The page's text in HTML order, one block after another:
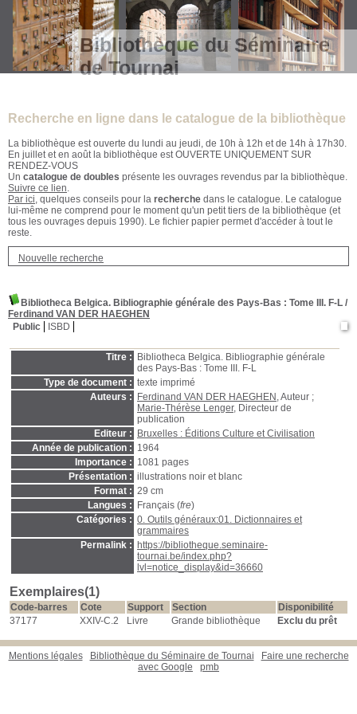
Bibliothèque du Séminaire
de Tournai
Recherche en ligne dans le catalogue de la bibliothèque
La bibliothèque est ouverte du lundi au jeudi, de 10h à 12h et de 14h à 17h30.
En juillet et en août la bibliothèque est OUVERTE UNIQUEMENT SUR
RENDEZ-VOUS
Un catalogue de doubles présente les ouvrages revendus par la bibliothèque.
Suivre ce lien.
Par ici, quelques conseils pour la recherche dans le catalogue. Le catalogue
lui-même ne comprend pour le moment qu'un petit tiers de la bibliothèque (et
tous les ouvrages depuis 1990). Le fichier papier permet d'accéder à tout le
reste.
Nouvelle recherche
Bibliotheca Belgica. Bibliographie générale des Pays-Bas : Tome III. F-L /
Ferdinand VAN DER HAEGHEN
Public
ISBD
Titre :
Bibliotheca Belgica. Bibliographie générale
des Pays-Bas : Tome III. F-L
Type de document : texte imprimé
Auteurs :
Ferdinand VAN DER HAEGHEN , Auteur ;
Marie-Thérèse Lenger, Directeur de
publication
Editeur :
Bruxelles : Éditions Culture et Civilisation
Année de publication : 1964
Importance : 1081 pages
Présentation : illustrations noir et blanc
Format : 29 cm
Langues :
Français (fre)
Catégories : 0. Outils généraux:01. Dictionnaires et
grammaires
Permalink :
https://bibliotheque.seminaire-
tournai.be/index.php?
lvl=notice_display&id=36660
Exemplaires(1)
Code-barres Cote Support Section
Disponibilité
37177
XXIV-C.2 Livre Grande bibliothèque Exclu du prêt
Mentions légales Bibliothèque du Séminaire de Tournai
Faire une recherche
avec Google
pmb